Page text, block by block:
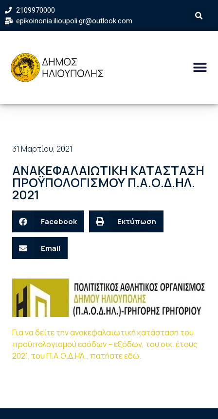
2109970000
epikoinonia.ilioupoli.gr@outlook.com
31 Μαρτίου, 2021
ΑΝΑΚΕΦΑΛΑΙΩΤΙΚΗ ΚΑΤΑΣΤΑΣΗ
ΠΡΟΫΠΟΛΟΓΙΣΜΟΥ Π.Α.Ο.Δ.ΗΛ.
2021
Facebook Εκτύπωση
Email
Για να δείτε την ανακεφαλαιωτική κατάσταση του
προϋπολογισμού εσόδων – εξόδων, του οικ. έτους
2021, του Π.Α.Ο.Δ.ΗΛ., πατήστε εδώ.